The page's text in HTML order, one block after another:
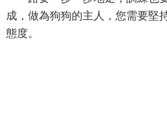
成，做為狗狗的主人，您需要堅
態度。